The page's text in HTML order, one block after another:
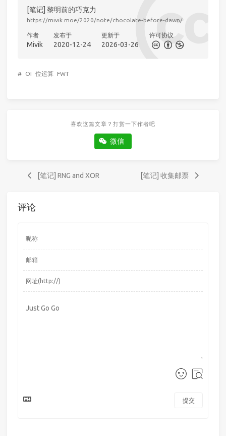
[笔记] 黎明前的巧克力
https://mivik.moe/2020/note/chocolate-before-dawn/
作者
Mivik
发布于
2020-12-24
更新于
2026-03-26
许可协议
# OI 位运算 FWT
喜欢这篇文章？打赏一下作者吧
微信
[笔记] RNG and XOR [笔记] 收集邮票
评论
提交